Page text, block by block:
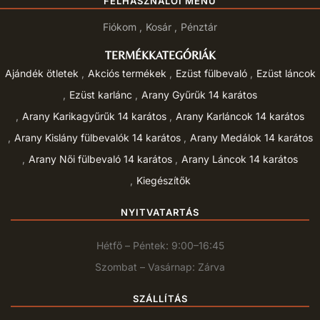
Fiókom Kosár Pénztár
TERMÉKKATEGÓRIÁK
Ajándék ötletek Akciós termékek Ezüst fülbevaló
Ezüst láncok
Ezüst karlánc
Arany Gyűrűk 14 karátos
Arany Karikagyűrűk 14 karátos
Arany Karláncok 14 karátos
Arany Kislány fülbevalók 14 karátos
Arany Medálok 14 karátos
Arany Női fülbevaló 14 karátos
Arany Láncok 14 karátos
Kiegészítők
NYITVATARTÁS
Hétfő – Péntek: 9:00–16:45
Szombat – Vasárnap: Zárva
SZÁLLÍTÁS